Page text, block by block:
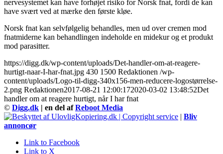
nervesystemet kan have forhøjet risiko for Norsk fnat, fordi de kan
have svært ved at mærke den første kløe.
Norsk fnat kan selvfølgelig behandles, men ud over cremen mod
fnatmiderne kan behandlingen indeholde en midekur og et produkt
mod parasitter.
https://digg.dk/wp-content/uploads/Det-handler-om-at-reagere-
hurtigt-naar-I-har-fnat.jpg 430 1500 Redaktionen /wp-
content/uploads/Logo-til-digg-340x156-men-reducere-logostørrelse-
2.png Redaktionen2017-08-21 12:00:172020-03-02 13:48:52Det
handler om at reagere hurtigt, når I har fnat
© Digg.dk | en del afReboot Media
| Bliv
annoncør
Link to Facebook
Link to X